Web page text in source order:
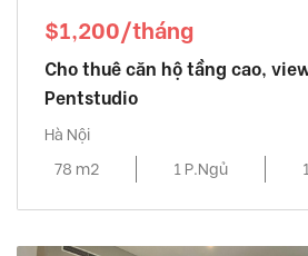
Sunshine Riverside
Thang long number one , Từ
The Matrix One, Từ Liêm Quận
The Zei Mỹ Đình, Từ Liêm Quận
Tràng An Complex, Cầu Giấy
$1,200/tháng
Cho thuê căn hộ tầng cao,
Pentstudio
Hà Nội
78 m2
1 P.Ngủ